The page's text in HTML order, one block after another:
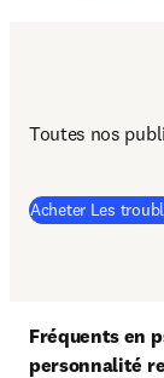
Toutes nos
Acheter Les
Fréquents en
personnalité